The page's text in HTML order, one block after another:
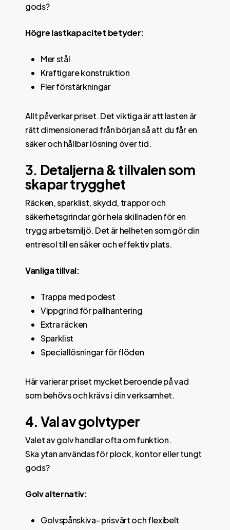
gods?
Högre lastkapacitet betyder:
Mer stål
Kraftigare konstruktion
Fler förstärkningar
Allt påverkar priset. Det viktiga är att lasten är
rätt dimensionerad från början så att du får en
säker och hållbar lösning över tid.
3. Detaljerna & tillvalen som
skapar trygghet
Räcken, sparklist, skydd, trappor och
säkerhetsgrindar gör hela skillnaden för en
trygg arbetsmiljö. Det är helheten som gör din
entresol till en säker och effektiv plats.
Vanliga tillval:
Trappa med podest
Vippgrind för pallhantering
Extra räcken
Sparklist
Speciallösningar för flöden
Här varierar priset mycket beroende på vad
som behövs och krävs i din verksamhet.
4. Val av golvtyper
Valet av golv handlar ofta om funktion.
Ska ytan användas för plock, kontor eller tungt
gods?
Golv alternativ:
Golvspånskiva- prisvärt och flexibelt